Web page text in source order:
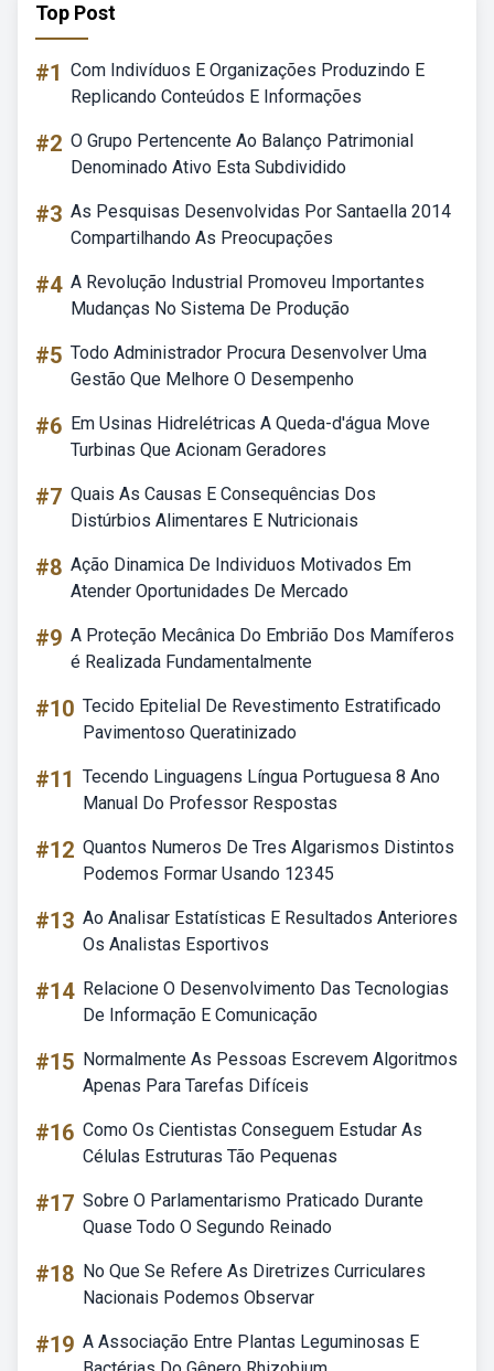
Top Post
#1 Com Indivíduos E Organizações Produzindo E
Replicando Conteúdos E Informações
#2 O Grupo Pertencente Ao Balanço Patrimonial
Denominado Ativo Esta Subdividido
#3 As Pesquisas Desenvolvidas Por Santaella 2014
Compartilhando As Preocupações
#4 A Revolução Industrial Promoveu Importantes
Mudanças No Sistema De Produção
#5 Todo Administrador Procura Desenvolver Uma
Gestão Que Melhore O Desempenho
#6 Em Usinas Hidrelétricas A Queda-d'água Move
Turbinas Que Acionam Geradores
#7 Quais As Causas E Consequências Dos
Distúrbios Alimentares E Nutricionais
#8 Ação Dinamica De Individuos Motivados Em
Atender Oportunidades De Mercado
#9 A Proteção Mecânica Do Embrião Dos Mamíferos
é Realizada Fundamentalmente
#10 Tecido Epitelial De Revestimento Estratificado
Pavimentoso Queratinizado
#11 Tecendo Linguagens Língua Portuguesa 8 Ano
Manual Do Professor Respostas
#12 Quantos Numeros De Tres Algarismos Distintos
Podemos Formar Usando 12345
#13 Ao Analisar Estatísticas E Resultados Anteriores
Os Analistas Esportivos
#14 Relacione O Desenvolvimento Das Tecnologias
De Informação E Comunicação
#15 Normalmente As Pessoas Escrevem Algoritmos
Apenas Para Tarefas Difíceis
#16 Como Os Cientistas Conseguem Estudar As
Células Estruturas Tão Pequenas
#17 Sobre O Parlamentarismo Praticado Durante
Quase Todo O Segundo Reinado
#18 No Que Se Refere As Diretrizes Curriculares
Nacionais Podemos Observar
#19 A Associação Entre Plantas Leguminosas E